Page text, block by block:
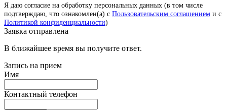
Я даю согласие на обработку персональных данных (в том числе
подтверждаю, что ознакомлен(а) с Пользовательским соглашением и с
Политикой конфиденциальности)
Заявка отправлена
В ближайшее время вы получите ответ.
Запись на прием
Имя
Контактный телефон